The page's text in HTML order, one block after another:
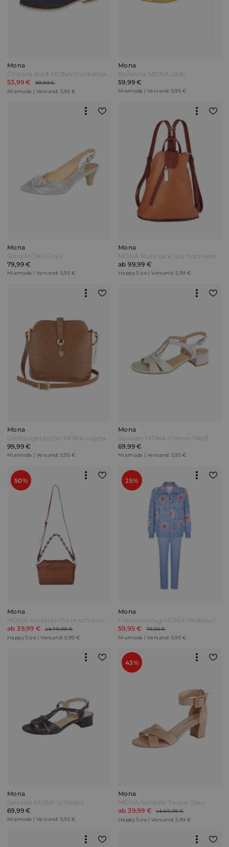
Mona
Chelsea Boot MONA Dunkelblau
53,99 €
89,99 €
Miamoda | Versand: 5,95 €
Mona
Ballerina MONA Gelb
59,99 €
Miamoda | Versand: 5,95 €
Mona
Sling MONA Grau
79,99 €
Miamoda | Versand: 5,95 €
Mona
MONA Rucksack aus hochwertigem Leder Braun
ab 99,99 €
Happy Size | Versand: 5,99 €
Mona
Umhängetasche MONA cognac-kroko Braun
99,99 €
Miamoda | Versand: 5,95 €
Mona
Sandale MONA Creme-Weiß
69,99 €
Miamoda | Versand: 5,95 €
50%
Mona
MONA Handtasche in schöner Flechtoptik Braun/Blau
ab 39,99 €
ab 79,99 €
Happy Size | Versand: 5,99 €
25%
Mona
Freizeitanzug MONA Hellblau/Altrosa/Grün
59,95 €
79,95 €
Miamoda | Versand: 5,95 €
Mona
Sandale MONA Schwarz
69,99 €
Miamoda | Versand: 5,95 €
43%
Mona
MONA Sandale Taupe Grau
ab 39,99 €
ab 69,99 €
Happy Size | Versand: 5,99 €